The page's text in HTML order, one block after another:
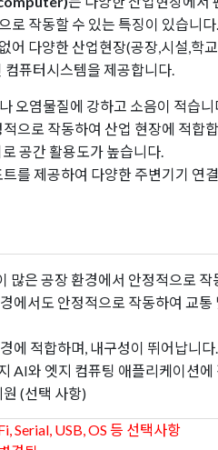
로 작동할 수 있는 특징이 있습니다
어 다양한 산업현장(공장,시설,학
컴퓨터시스템을 제공합니다.
오염물질에 강하고 소음이 적습니
으로 작동하여 산업 현장에 적합
공간 활용도가 높습니다.
를 제공하여 다양한 주변기기 연
많은 공장 환경에서 안정적으로 작
에서도 안정적으로 작동하여 교통
에 적합하며, 내구성이 뛰어납니다.
AI와 엣지 컴퓨팅 애플리케이션에
(선택 사항)
Serial, USB, OS 등 선택사항